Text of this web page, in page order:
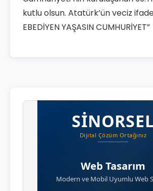
kutlu olsun. Atatürk’ün veciz
EBEDİYEN YAŞASIN CUMHURİYET”